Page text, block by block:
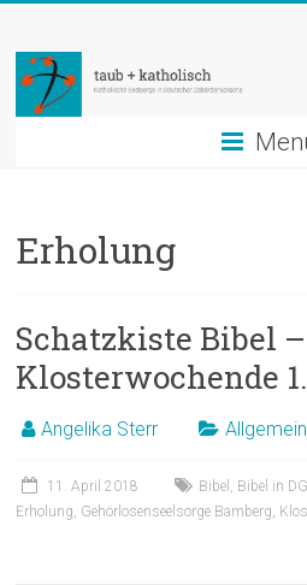
springen
taub
+
katholisch
in
Erholung
Schatzkiste Bibel –
Klosterwochende
Angelika Sterr Allgemein
11. April 2018 Bibel Bibel in
Erholung Gehörlosenseelsorge Bamberg